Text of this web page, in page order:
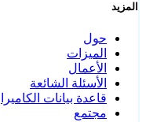
المزيد
حول
الميزات
الأعمال
الأسئلة الشائعة
قاعدة بيانات الكاميرا
مجتمع